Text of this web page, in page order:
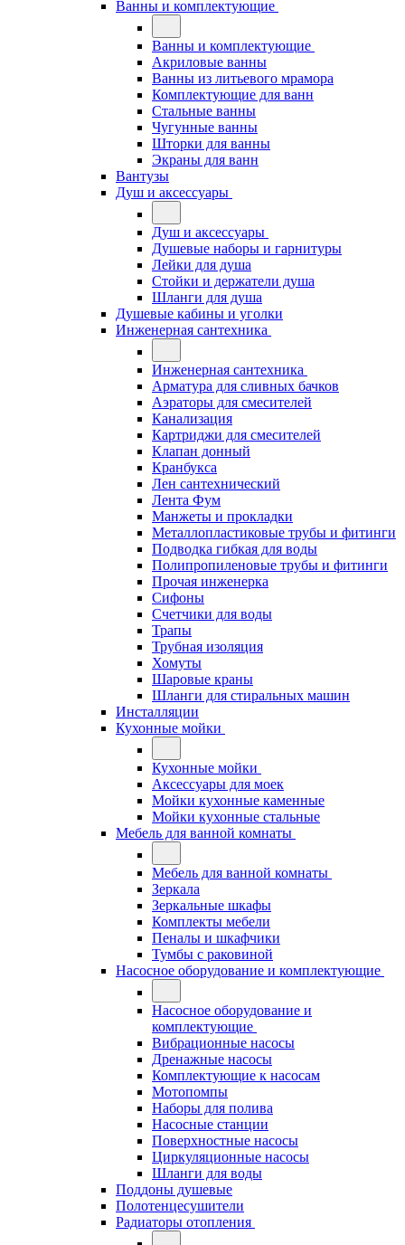
Ванны и комплектующие
Ванны и комплектующие
Акриловые ванны
Ванны из литьевого мрамора
Комплектующие для ванн
Стальные ванны
Чугунные ванны
Шторки для ванны
Экраны для ванн
Вантузы
Душ и аксессуары
Душ и аксессуары
Душевые наборы и гарнитуры
Лейки для душа
Стойки и держатели душа
Шланги для душа
Душевые кабины и уголки
Инженерная сантехника
Инженерная сантехника
Арматура для сливных бачков
Аэраторы для смесителей
Канализация
Картриджи для смесителей
Клапан донный
Кранбукса
Лен сантехнический
Лента Фум
Манжеты и прокладки
Металлопластиковые трубы и фитинги
Подводка гибкая для воды
Полипропиленовые трубы и фитинги
Прочая инженерка
Сифоны
Счетчики для воды
Трапы
Трубная изоляция
Хомуты
Шаровые краны
Шланги для стиральных машин
Инсталляции
Кухонные мойки
Кухонные мойки
Аксессуары для моек
Мойки кухонные каменные
Мойки кухонные стальные
Мебель для ванной комнаты
Мебель для ванной комнаты
Зеркала
Зеркальные шкафы
Комплекты мебели
Пеналы и шкафчики
Тумбы с раковиной
Насосное оборудование и комплектующие
Насосное оборудование и
комплектующие
Вибрационные насосы
Дренажные насосы
Комплектующие к насосам
Мотопомпы
Наборы для полива
Насосные станции
Поверхностные насосы
Циркуляционные насосы
Шланги для воды
Поддоны душевые
Полотенцесушители
Радиаторы отопления